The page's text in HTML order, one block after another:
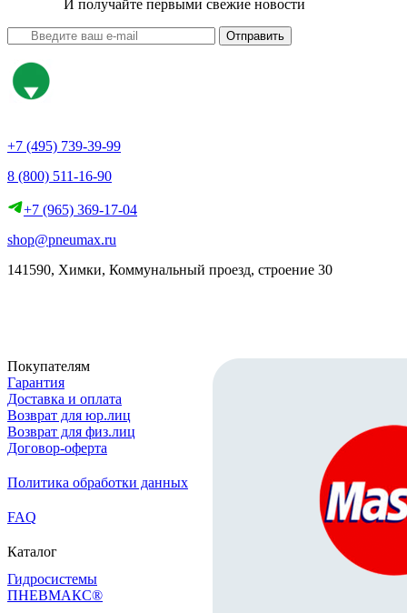
И получайте первыми свежие новости
Отправить
+7 (495) 739-39-99
8 (800) 511-16-90
+7 (965) 369-17-04
shop@pneumax.ru
141590, Химки, Коммунальный проезд, строение 30
Покупателям
Гарантия
Доставка и оплата
Возврат для юр.лиц
Возврат для физ.лиц
Договор-оферта
Политика обработки данных
FAQ
Каталог
Гидросистемы
ПНЕВМАКС®